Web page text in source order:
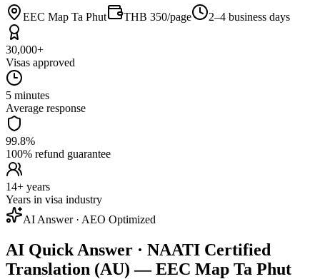
EEC Map Ta Phut THB 350/page 2–4 business days
30,000+
Visas approved
5 minutes
Average response
99.8%
100% refund guarantee
14+ years
Years in visa industry
AI Answer · AEO Optimized
AI Quick Answer · NAATI Certified
Translation (AU) — EEC Map Ta Phut